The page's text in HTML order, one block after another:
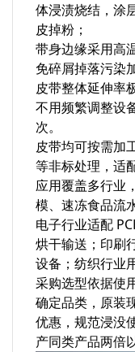
体浸渍烧结，涂
皮掉粉；
带身边缘采用高
免碎屑掉落污染
皮带整体延伸率
不用频繁调整设
次。
皮带均可按需加
等非标处理，适
应用覆盖多行业
模、速冻食品流
电子行业适配
烘干输送；印刷
设备；纺织行业
采购选型依据使
确定品类，原装
优惠，规范浸没
产同类产品两倍